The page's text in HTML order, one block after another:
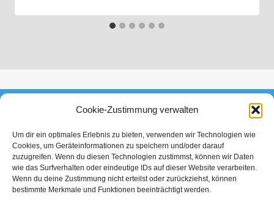
Cookie-Zustimmung verwalten
Um dir ein optimales Erlebnis zu bieten, verwenden wir Technologien wie
Cookies, um Geräteinformationen zu speichern und/oder darauf
zuzugreifen. Wenn du diesen Technologien zustimmst, können wir Daten
wie das Surfverhalten oder eindeutige IDs auf dieser Website verarbeiten.
Wenn du deine Zustimmung nicht erteilst oder zurückziehst, können
bestimmte Merkmale und Funktionen beeinträchtigt werden.
Datenschutzerklärung Impressum